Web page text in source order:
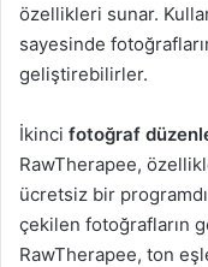
özellikleri sunar.
sayesinde
geliştirebilirler.
İkinci fotoğraf
RawTherapee,
ücretsiz bir
çekilen fotoğrafların
RawTherapee, ton